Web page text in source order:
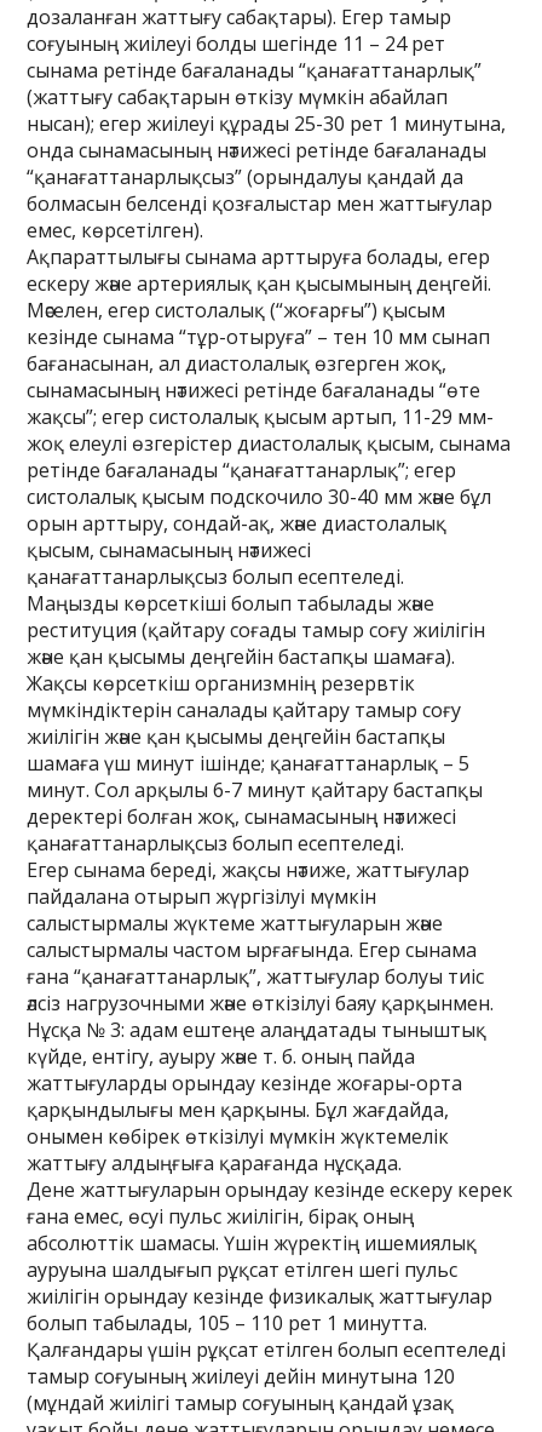
дозаланған жаттығу сабақтары). Егер тамыр
соғуының жиілеуі болды шегінде 11 – 24 рет
сынама ретінде бағаланады “қанағаттанарлық”
(жаттығу сабақтарын өткізу мүмкін абайлап
нысан); егер жиілеуі құрады 25-30 рет 1 минутына,
онда сынамасының нәтижесі ретінде бағаланады
“қанағаттанарлықсыз” (орындалуы қандай да
болмасын белсенді қозғалыстар мен жаттығулар
емес, көрсетілген).
Ақпараттылығы сынама арттыруға болады, егер
ескеру және артериялық қан қысымының деңгейі.
Мәселен, егер систолалық (“жоғарғы”) қысым
кезінде сынама “тұр-отыруға” – тен 10 мм сынап
бағанасынан, ал диастолалық өзгерген жоқ,
сынамасының нәтижесі ретінде бағаланады “өте
жақсы”; егер систолалық қысым артып, 11-29 мм-
жоқ елеулі өзгерістер диастолалық қысым, сынама
ретінде бағаланады “қанағаттанарлық”; егер
систолалық қысым подскочило 30-40 мм және бұл
орын арттыру, сондай-ақ, және диастолалық
қысым, сынамасының нәтижесі
қанағаттанарлықсыз болып есептеледі.
Маңызды көрсеткіші болып табылады және
реституция (қайтару соғады тамыр соғу жиілігін
және қан қысымы деңгейін бастапқы шамаға).
Жақсы көрсеткіш организмнің резервтік
мүмкіндіктерін саналады қайтару тамыр соғу
жиілігін және қан қысымы деңгейін бастапқы
шамаға үш минут ішінде; қанағаттанарлық – 5
минут. Сол арқылы 6-7 минут қайтару бастапқы
деректері болған жоқ, сынамасының нәтижесі
қанағаттанарлықсыз болып есептеледі.
Егер сынама береді, жақсы нәтиже, жаттығулар
пайдалана отырып жүргізілуі мүмкін
салыстырмалы жүктеме жаттығуларын және
салыстырмалы частом ырғағында. Егер сынама
ғана “қанағаттанарлық”, жаттығулар болуы тиіс
әлсіз нагрузочными және өткізілуі баяу қарқынмен.
Нұсқа № 3: адам ештеңе алаңдатады тыныштық
күйде, ентігу, ауыру және т. б. оның пайда
жаттығуларды орындау кезінде жоғары-орта
қарқындылығы мен қарқыны. Бұл жағдайда,
онымен көбірек өткізілуі мүмкін жүктемелік
жаттығу алдыңғыға қарағанда нұсқада.
Дене жаттығуларын орындау кезінде ескеру керек
ғана емес, өсуі пульс жиілігін, бірақ оның
абсолюттік шамасы. Үшін жүректің ишемиялық
ауруына шалдығып рұқсат етілген шегі пульс
жиілігін орындау кезінде физикалық жаттығулар
болып табылады, 105 – 110 рет 1 минутта.
Қалғандары үшін рұқсат етілген болып есептеледі
тамыр соғуының жиілеуі дейін минутына 120
(мұндай жиілігі тамыр соғуының қандай ұзақ